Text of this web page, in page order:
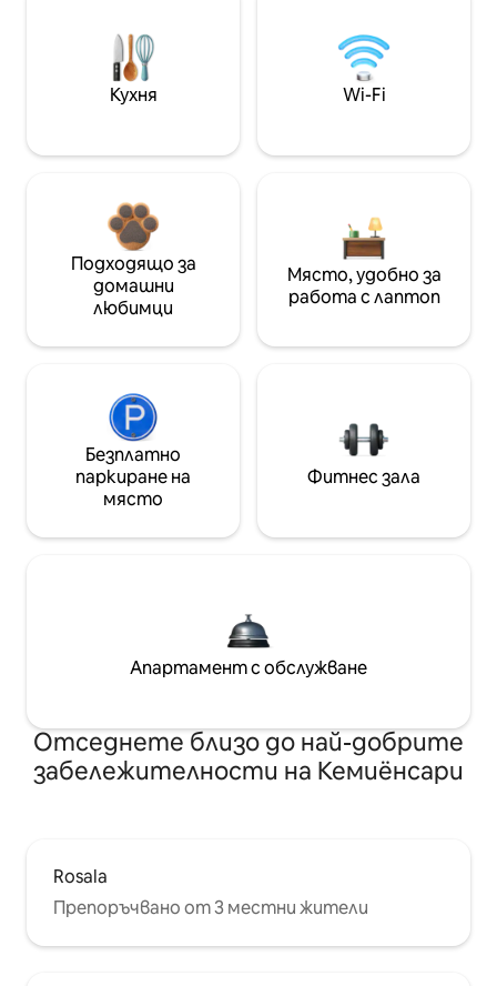
Кухня Wi-Fi
Подходящо за
домашни
любимци
Място, удобно за
работа с лаптоп
Безплатно
паркиране на
място
Фитнес зала
Апартамент с обслужване
Отседнете близо до най-добрите
забележителности на Кемиёнсари
Rosala
Препоръчвано от 3 местни жители